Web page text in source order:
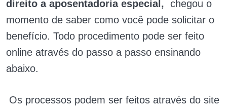
direito a aposentadoria especial, chegou o
momento de saber como você pode solicitar o
benefício. Todo procedimento pode ser feito
online através do passo a passo ensinando
abaixo.
Os processos podem ser feitos através do site